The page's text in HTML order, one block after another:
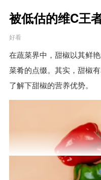
被低估的维C王
好看
在蔬菜界中，甜椒以其鲜
菜肴的点缀。其实，甜椒
了解下甜椒的营养优势。